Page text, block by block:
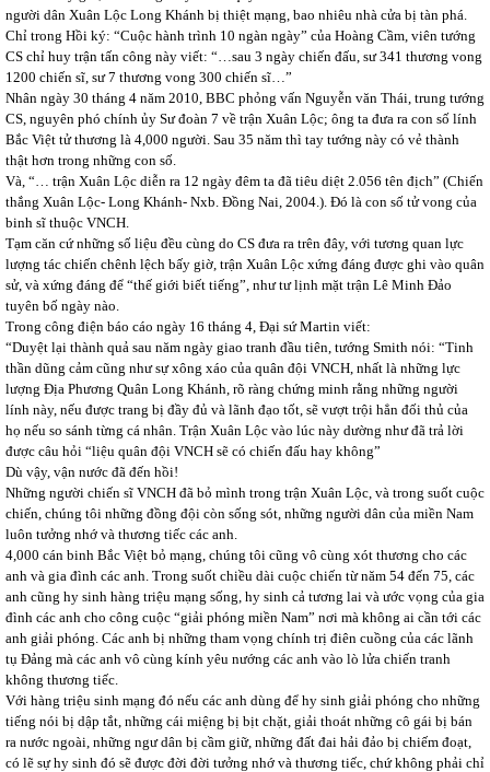
người dân Xuân Lộc Long Khánh bị thiệt mạng, bao nhiêu nhà cửa bị tàn phá.
Chỉ trong Hồi ký: “Cuộc hành trình 10 ngàn ngày” của Hoàng Cầm, viên tướng
CS chỉ huy trận tấn công này viết: “…sau 3 ngày chiến đấu, sư 341 thương vong
1200 chiến sĩ, sư 7 thương vong 300 chiến sĩ…”
Nhân ngày 30 tháng 4 năm 2010, BBC phỏng vấn Nguyễn văn Thái, trung tướng
CS, nguyên phó chính ủy Sư đoàn 7 về trận Xuân Lộc; ông ta đưa ra con số lính
Bắc Việt tử thương là 4,000 người. Sau 35 năm thì tay tướng này có vẻ thành
thật hơn trong những con số.
Và, “… trận Xuân Lộc diễn ra 12 ngày đêm ta đã tiêu diệt 2.056 tên địch” (Chiến
thắng Xuân Lộc- Long Khánh- Nxb. Đồng Nai, 2004.). Đó là con số tử vong của
binh sĩ thuộc VNCH.
Tạm căn cứ những số liệu đều cùng do CS đưa ra trên đây, với tương quan lực
lượng tác chiến chênh lệch bấy giờ, trận Xuân Lộc xứng đáng được ghi vào quân
sử, và xứng đáng để “thế giới biết tiếng”, như tư lịnh mặt trận Lê Minh Đảo
tuyên bố ngày nào.
Trong công điện báo cáo ngày 16 tháng 4, Đại sứ Martin viết:
“Duyệt lại thành quả sau năm ngày giao tranh đầu tiên, tướng Smith nói: “Tinh
thần dũng cảm cũng như sự xông xáo của quân đội VNCH, nhất là những lực
lượng Địa Phương Quân Long Khánh, rõ ràng chứng minh rằng những người
lính này, nếu được trang bị đầy đủ và lãnh đạo tốt, sẽ vượt trội hẳn đối thủ của
họ nếu so sánh từng cá nhân. Trận Xuân Lộc vào lúc này dường như đã trả lời
được câu hỏi “liệu quân đội VNCH sẽ có chiến đấu hay không”
Dù vậy, vận nước đã đến hồi!
Những người chiến sĩ VNCH đã bỏ mình trong trận Xuân Lộc, và trong suốt cuộc
chiến, chúng tôi những đồng đội còn sống sót, những người dân của miền Nam
luôn tưởng nhớ và thương tiếc các anh.
4,000 cán binh Bắc Việt bỏ mạng, chúng tôi cũng vô cùng xót thương cho các
anh và gia đình các anh. Trong suốt chiều dài cuộc chiến từ năm 54 đến 75, các
anh cũng hy sinh hàng triệu mạng sống, hy sinh cả tương lai và ước vọng của gia
đình các anh cho công cuộc “giải phóng miền Nam” nơi mà không ai cần tới các
anh giải phóng. Các anh bị những tham vọng chính trị điên cuồng của các lãnh
tụ Đảng mà các anh vô cùng kính yêu nướng các anh vào lò lửa chiến tranh
không thương tiếc.
Với hàng triệu sinh mạng đó nếu các anh dùng để hy sinh giải phóng cho những
tiếng nói bị dập tắt, những cái miệng bị bịt chặt, giải thoát những cô gái bị bán
ra nước ngoài, những ngư dân bị cầm giữ, những đất đai hải đảo bị chiếm đoạt,
có lẽ sự hy sinh đó sẽ được đời đời tưởng nhớ và thương tiếc, chứ không phải chỉ